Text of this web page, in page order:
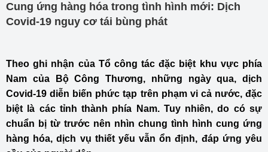
Cung ứng hàng hóa trong tình hình mới: Dịch
Covid-19 nguy cơ tái bùng phát
Theo ghi nhận của Tổ công tác đặc biệt khu vực phía
Nam của Bộ Công Thương, những ngày qua, dịch
Covid-19 diễn biến phức tạp trên phạm vi cả nước, đặc
biệt là các tỉnh thành phía Nam. Tuy nhiên, do có sự
chuẩn bị từ trước nên nhìn chung tình hình cung ứng
hàng hóa, dịch vụ thiết yếu vẫn ổn định, đáp ứng yêu